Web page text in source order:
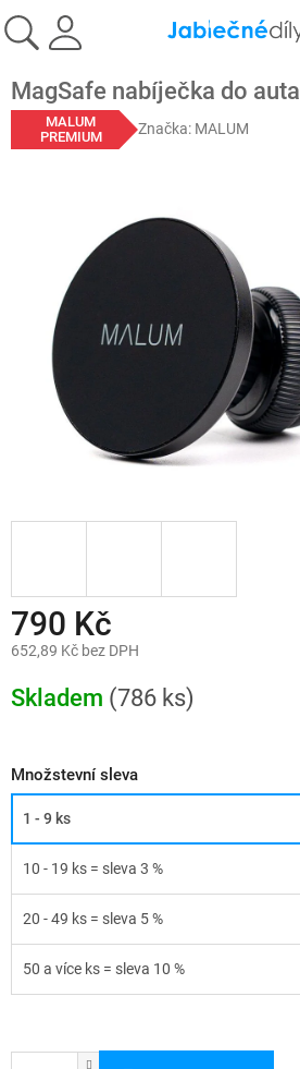
na
obsah
MagSafe nabíječka do auta
MALUM
PREMIUM
Značka: MALUM
790 Kč
652,89 Kč bez DPH
cena:
Skladem (786 ks)
Množstevní sleva
1 - 9 ks
10 - 19 ks = sleva 3 %
20 - 49 ks = sleva 5 %
50 a více ks = sleva 10 %